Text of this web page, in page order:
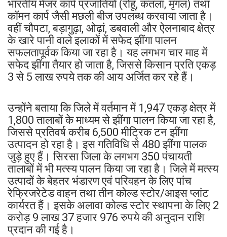
भारतीय मेजर कार्प प्रजातियों (रोहू, कतला, मृगल) तथा
कॉमन कार्प जैसी मछली बीज उपलब्ध करवाया जाता है।
वहीं चौपटा, बड़ागुढ़ा, ओढ़ां, डबवाली और ऐलनाबाद क्षेत्र
के खारे पानी वाले इलाकों में सफेद झींगा पालन
सफलतापूर्वक किया जा रहा है। यह लगभग चार माह में
सफेद झींगा तैयार हो जाता है, जिससे किसान प्रति एकड़
3 से 5 लाख रुपये तक की आय अर्जित कर रहे हैं।
उन्होंने बताया कि जिले में वर्तमान में 1,947 एकड़ क्षेत्र में
1,800 तालाबों के माध्यम से झींगा पालन किया जा रहा है,
जिससे प्रतिवर्ष करीब 6,500 मीट्रिक टन झींगा
उत्पादन हो रहा है। इस गतिविधि से 480 झींगा पालक
जुड़े हुए हैं। सिरसा जिला के लगभग 350 पंचायती
तालाबों में भी मत्स्य पालन किया जा रहा है। जिले में मत्स्य
उत्पादों के बेहतर भंडारण एवं परिवहन के लिए पांच
रेफ्रिजरेटेड वाहन तथा तीन कोल्ड स्टोर/आइस प्लांट
कार्यरत हैं। इसके अलावा कोल्ड स्टोर स्थापना के लिए 2
करोड़ 9 लाख 37 हजार 976 रुपये की अनुदान राशि
प्रदान की गई है।